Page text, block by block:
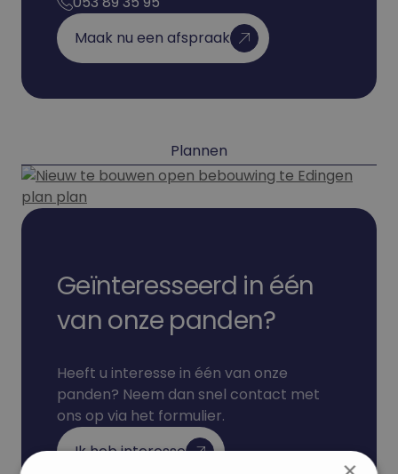
Maak nu een afspraak
Plannen
Geïnteresseerd in één
van onze panden?
Heeft u interesse in één van onze
panden? Neem dan snel contact met
ons op via het formulier.
Ik heb interesse